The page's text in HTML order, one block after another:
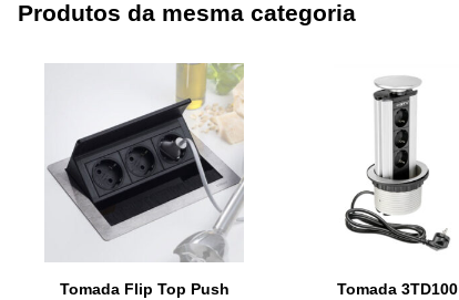
Produtos da mesma categoria
Tomada Flip Top Push
Tomada 3TD100